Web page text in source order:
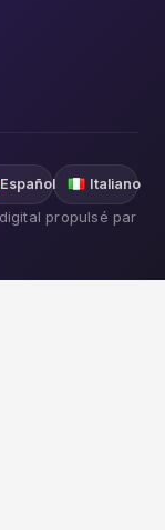
Español Italiano
propulsé par